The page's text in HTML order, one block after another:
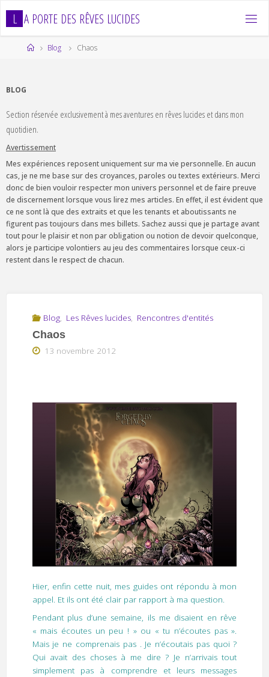
L A PORTE DES RÊVES LUCIDES
HomeBlog Chaos
BLOG
Section réservée exclusivement à mes aventures en rêves lucides et dans mon
quotidien.
Avertissement
Mes expériences reposent uniquement sur ma vie personnelle. En aucun
cas, je ne me base sur des croyances, paroles ou textes extérieurs. Merci
donc de bien vouloir respecter mon univers personnel et de faire preuve
de discernement lorsque vous lirez mes articles. En effet, il est évident que
ce ne sont là que des extraits et que les tenants et aboutissants ne
figurent pas toujours dans mes billets. Sachez aussi que je partage avant
tout pour le plaisir et non par obligation ou notion de devoir quelconque,
alors je participe volontiers au jeu des commentaires lorsque ceux-ci
restent dans le respect de chacun.
Blog, Les Rêves lucides, Rencontres d'entités
Chaos
13 novembre 2012
Hier, enfin cette nuit, mes guides ont répondu à mon
appel. Et ils ont été clair par rapport à ma question.
Pendant plus d’une semaine, ils me disaient en rêve
« mais écoutes un peu ! » ou « tu n’écoutes pas ».
Mais je ne comprenais pas . Je n’écoutais pas quoi ?
Qui avait des choses à me dire ? Je n’arrivais tout
simplement pas à comprendre et leurs messages